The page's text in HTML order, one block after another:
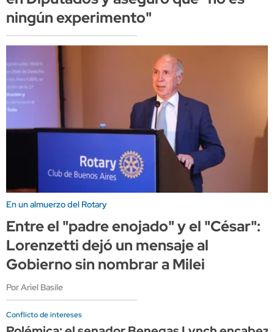
ningún experimento"
En un almuerzo del Rotary
Entre el "padre enojado" y el "César":
Lorenzetti dejó un mensaje al
Gobierno sin nombrar a Milei
Por Ariel Basile
Conflicto de intereses